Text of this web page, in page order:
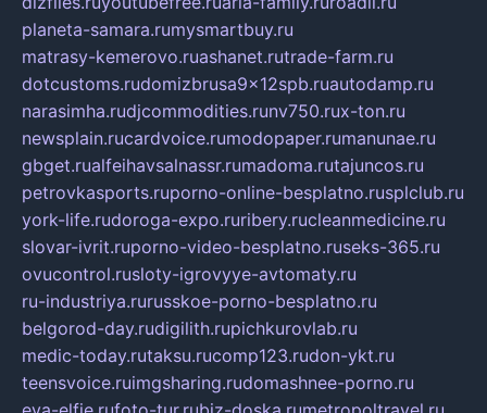
planeta-samara.rumysmartbuy.ru
matrasy-kemerovo.ruashanet.rutrade-farm.ru
dotcustoms.rudomizbrusa9x12spb.ruautodamp.ru
narasimha.rudjcommodities.runv750.rux-ton.ru
newsplain.rucardvoice.rumodopaper.rumanunae.ru
gbget.rualfeihavsalnassr.rumadoma.rutajuncos.ru
petrovkasports.ruporno-online-besplatno.rusplclub.ru
york-life.rudoroga-expo.ruribery.rucleanmedicine.ru
slovar-ivrit.ruporno-video-besplatno.ruseks-365.ru
ovucontrol.rusloty-igrovyye-avtomaty.ru
ru-industriya.rurusskoe-porno-besplatno.ru
belgorod-day.rudigilith.rupichkurovlab.ru
medic-today.rutaksu.rucomp123.rudon-ykt.ru
teensvoice.ruimgsharing.rudomashnee-porno.ru